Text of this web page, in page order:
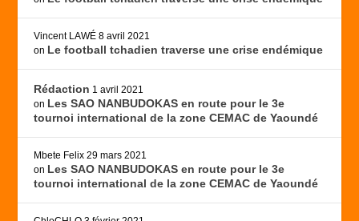
Vincent LAWÉ 8 avril 2021
on Le football tchadien traverse une crise endémique
Rédaction 1 avril 2021
on Les SAO NANBUDOKAS en route pour le 3e
tournoi international de la zone CEMAC de Yaoundé
Mbete Felix 29 mars 2021
on Les SAO NANBUDOKAS en route pour le 3e
tournoi international de la zone CEMAC de Yaoundé